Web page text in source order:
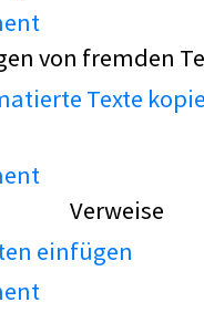
von fremden
Texte
Verweise
einfügen